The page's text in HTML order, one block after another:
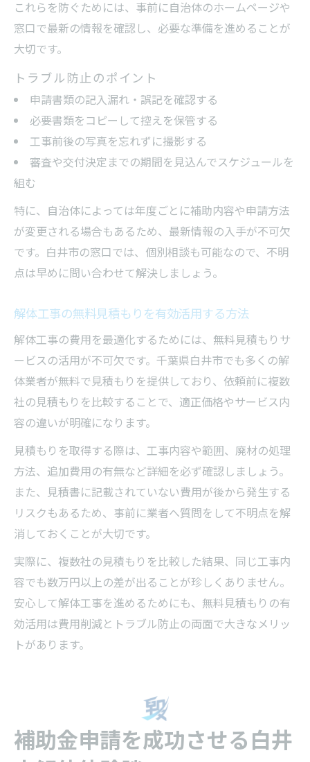
これらを防ぐためには、事前に自治体のホームページや
窓口で最新の情報を確認し、必要な準備を進めることが
大切です。
トラブル防止のポイント
申請書類の記入漏れ・誤記を確認する
必要書類をコピーして控えを保管する
工事前後の写真を忘れずに撮影する
審査や交付決定までの期間を見込んでスケジュールを
組む
特に、自治体によっては年度ごとに補助内容や申請方法
が変更される場合もあるため、最新情報の入手が不可欠
です。白井市の窓口では、個別相談も可能なので、不明
点は早めに問い合わせて解決しましょう。
解体工事の無料見積もりを有効活用する方法
解体工事の費用を最適化するためには、無料見積もりサ
ービスの活用が不可欠です。千葉県白井市でも多くの解
体業者が無料で見積もりを提供しており、依頼前に複数
社の見積もりを比較することで、適正価格やサービス内
容の違いが明確になります。
見積もりを取得する際は、工事内容や範囲、廃材の処理
方法、追加費用の有無など詳細を必ず確認しましょう。
また、見積書に記載されていない費用が後から発生する
リスクもあるため、事前に業者へ質問をして不明点を解
消しておくことが大切です。
実際に、複数社の見積もりを比較した結果、同じ工事内
容でも数万円以上の差が出ることが珍しくありません。
安心して解体工事を進めるためにも、無料見積もりの有
効活用は費用削減とトラブル防止の両面で大きなメリッ
トがあります。
補助金申請を成功させる白井